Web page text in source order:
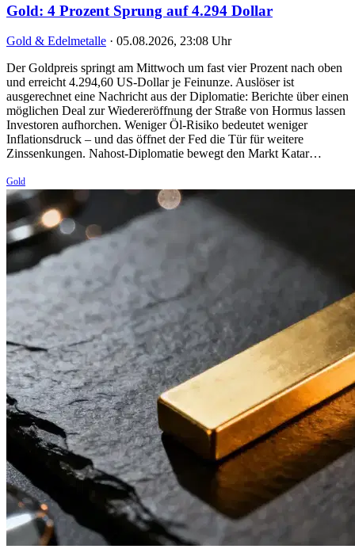
Gold: 4 Prozent Sprung auf 4.294 Dollar
Gold & Edelmetalle · 05.08.2026, 23:08 Uhr
Der Goldpreis springt am Mittwoch um fast vier Prozent nach oben
und erreicht 4.294,60 US-Dollar je Feinunze. Auslöser ist
ausgerechnet eine Nachricht aus der Diplomatie: Berichte über einen
möglichen Deal zur Wiedereröffnung der Straße von Hormus lassen
Investoren aufhorchen. Weniger Öl-Risiko bedeutet weniger
Inflationsdruck – und das öffnet der Fed die Tür für weitere
Zinssenkungen. Nahost-Diplomatie bewegt den Markt Katar…
Gold